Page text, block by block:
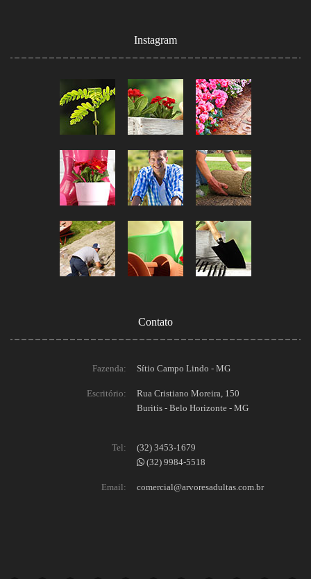
Instagram
Contato
Fazenda: Sítio Campo Lindo - MG
Escritório:
Rua Cristiano Moreira, 150
Buritis - Belo Horizonte - MG
Tel:
(32) 3453-1679
(32) 9984-5518
Email: comercial@arvoresadultas.com.br